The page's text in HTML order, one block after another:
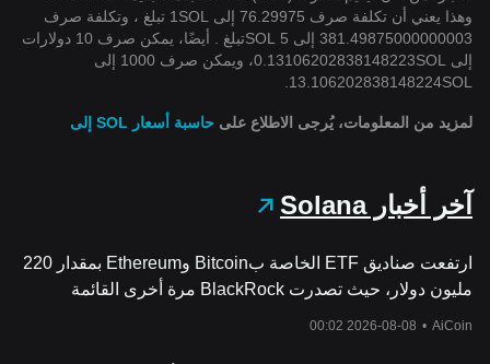
وهذا يعني أن تكلفة صرف 76.29975 إلى 1SOL تبلغ ، وتكلفة صرف
381.49875000000003 إلى 5 SOLتبلغ . أيضًا، يمكن صرف 10 دولارات
إلى 0.13106202838148223SOL، ويمكن صرف 1000 إلى
13.106202838148224SOL.
لمزيد من المعلومات، يُرجى الاطلاع على حاسبة أسعار SOL إلى
آخر أخبار Solana
ارتفعت صناديق ETF الخاصة بBitcoin وEthereum بمقدار 220
مليون دولار، حيث تصدرت BlackRock مرة أخرى القائمة
AiCoin
•
2026-08-08 00:02